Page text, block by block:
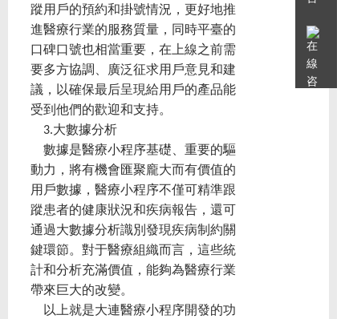
蹤用戶的預約和掛號情況，更好地推
進醫療行業的服務質量，同時平臺的
口碑口號也相當重要，在上線之前需
要多方協調、廣泛征求用戶意見和建
議，以確保最后呈現給用戶的產品能
受到他們的歡迎和支持。
3.大數據分析
數據是醫療小程序基礎、重要的驅
動力，將有機會匯聚龐大而有價值的
用戶數據，醫療小程序不僅可精準跟
蹤患者的健康狀況和疾病報告，還可
通過大數據分析識別發現疾病制約關
鍵環節。對于醫療組織而言，這些統
計和分析充滿價值，能夠為醫療行業
帶來巨大的改變。
以上就是大連醫療小程序開發的功